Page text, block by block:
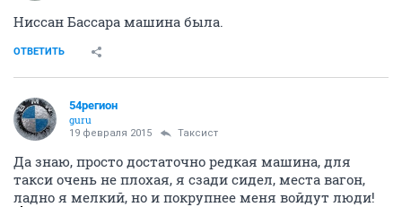
Ниссан Бассара машина была.
ОТВЕТИТЬ
54регион
guru
19 февраля 2015 Таксист
Да знаю, просто достаточно редкая машина, для
такси очень не плохая, я сзади сидел, места вагон,
ладно я мелкий, но и покрупнее меня войдут люди!